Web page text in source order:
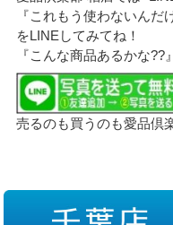
『これもう使わないん
をLINEしてみてね！
『こんな商品あるかな??
売るのも買うのも愛品倶